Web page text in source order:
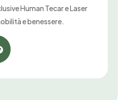
Human Tecar e Laser
e benessere.